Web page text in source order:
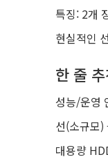
특징: 2개
현실적인
한 줄
성능/운영
선(소규모
대용량